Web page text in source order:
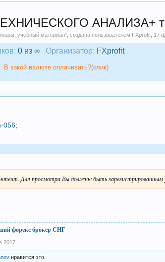
АНАЛИЗА+
учебный материал", создана пользователем FXprofit 17
0 из ∞ Организатор: FXprofit
В какой валюте оплачивать?(клик)
056;
Для просмотра Вы должны быть зарегистрированным
форекс брокер СНГ
2017
нравится это.